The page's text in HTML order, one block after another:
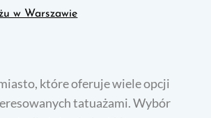
które oferuje wiele opcji
tatuażami. Wybór